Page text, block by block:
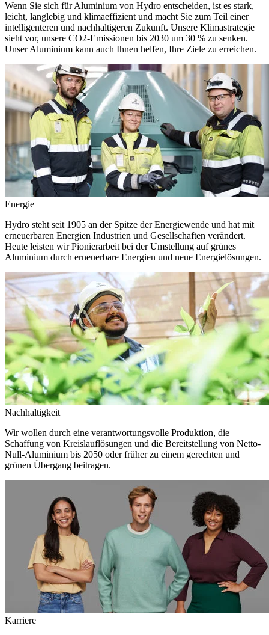
Wenn Sie sich für Aluminium von Hydro entscheiden, ist es stark,
leicht, langlebig und klimaeffizient und macht Sie zum Teil einer
intelligenteren und nachhaltigeren Zukunft. Unsere Klimastrategie
sieht vor, unsere CO2-Emissionen bis 2030 um 30 % zu senken.
Unser Aluminium kann auch Ihnen helfen, Ihre Ziele zu erreichen.
Energie
Hydro steht seit 1905 an der Spitze der Energiewende und hat mit
erneuerbaren Energien Industrien und Gesellschaften verändert.
Heute leisten wir Pionierarbeit bei der Umstellung auf grünes
Aluminium durch erneuerbare Energien und neue Energielösungen.
Nachhaltigkeit
Wir wollen durch eine verantwortungsvolle Produktion, die
Schaffung von Kreislauflösungen und die Bereitstellung von Netto-
Null-Aluminium bis 2050 oder früher zu einem gerechten und
grünen Übergang beitragen.
Karriere